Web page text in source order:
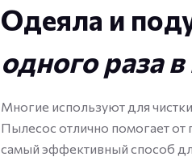
Одеяла и
одного раза в
Многие используют для
Пылесос отлично помогает от
самый эффективный способ